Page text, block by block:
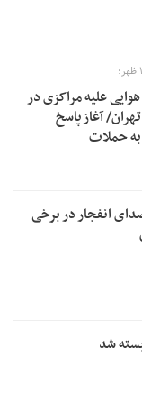
علیه مراکزی در
آغاز پاسخ
حملات
انفجار در برخی
شد